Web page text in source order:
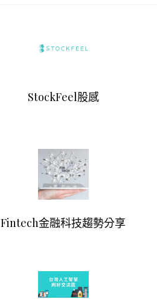
StockFeel股感
Fintech金融科技趨勢分享